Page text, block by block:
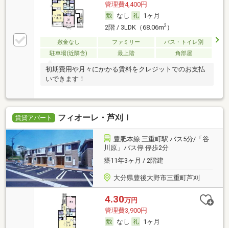
管理費4,400円
なし
1ヶ月
2階 / 3LDK（68.06m2）
敷金なし ファミリー
バス・トイレ別
駐車場(近隣含)
最上階 角部屋
初期費用や月々にかかる賃料をクレジットでのお支払
いできます！
賃貸アパート フィオーレ・芦刈Ｉ
豊肥本線 三重町駅 バス5分/「谷
川原」バス停 停歩2分
築11年3ヶ月 / 2階建
大分県豊後大野市三重町芦刈
4.30万円
管理費3,900円
なし
1ヶ月